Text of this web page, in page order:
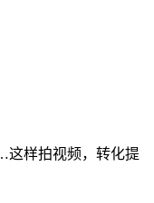
这样拍视频，转化提